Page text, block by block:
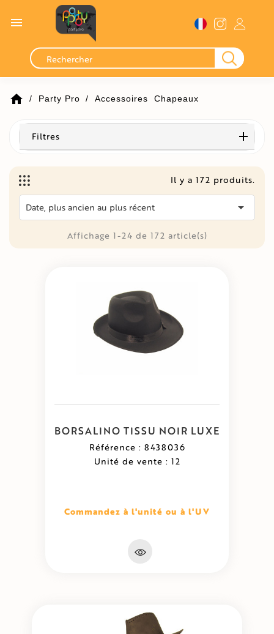

home Party Pro Accessoires Chapeaux
Filtres
Il y a 172 produits.
Date, plus ancien au plus récent 
Affichage 1-24 de 172 article(s)
BORSALINO TISSU NOIR LUXE
Référence : 8438036
Unité de vente : 12
Commandez à l'unité ou à l'UV